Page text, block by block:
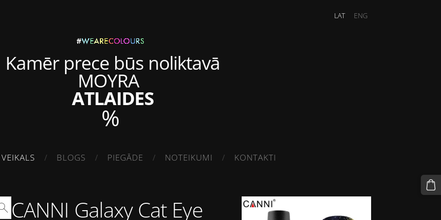
Kamēr prece būs noliktavā
MOYRA
ATLAIDES
%
VEIKALS BLOGS PIEGĀDE NOTEIKUMI KONTAKTI
LAT ENG
CANNI Galaxy Cat Eye